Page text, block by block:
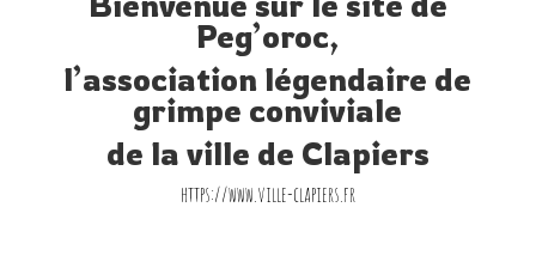
Peg’oroc,
l’association légendaire de
grimpe conviviale
de la ville de Clapiers
https://www.ville-clapiers.fr